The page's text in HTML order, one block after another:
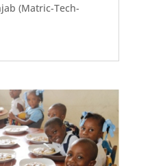
(Matric-Tech-